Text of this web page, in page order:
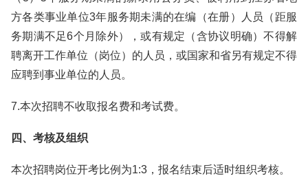
方各类事业单位3年服务期未满的在编（在册）人员（距服
务期满不足6个月除外），或有规定（含协议明确）不得解
聘离开工作单位（岗位）的人员，或国家和省另有规定不得
应聘到事业单位的人员。
7.本次招聘不收取报名费和考试费。
四、考核及组织
本次招聘岗位开考比例为1:3，报名结束后适时组织考核。